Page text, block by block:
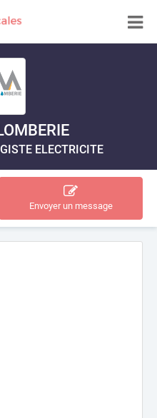
ELECTRICITE
Envoyer un message